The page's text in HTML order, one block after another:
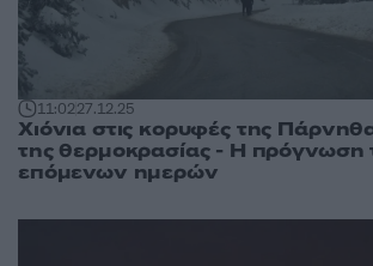
11:0227.12.25
Χιόνια στις κορυφές της
της θερμοκρασίας - Η πρόγνωση
επόμενων ημερών